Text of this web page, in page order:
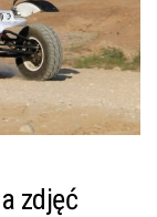
zdjęć